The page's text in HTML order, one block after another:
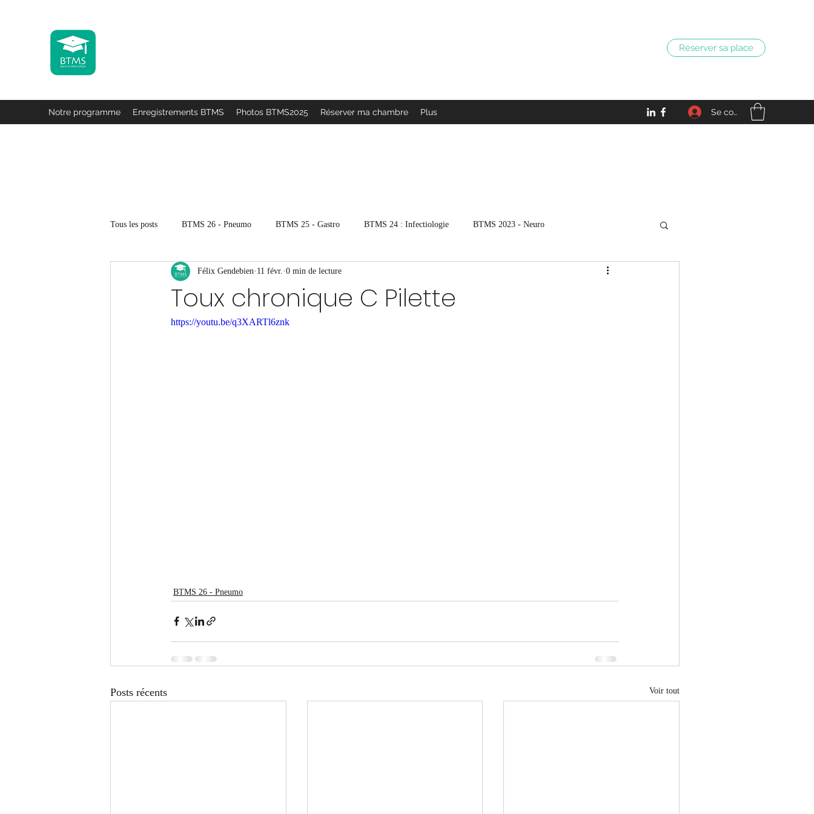
Réserver sa place
Notre programme Enregistrements BTMS Photos BTMS2025 Réserver ma chambre Plus Se connecter
Tous les posts BTMS 26 - Pneumo BTMS 25 - Gastro BTMS 24 : Infectiologie BTMS 2023 - Neuro
Toux chronique C Pilette
Félix Gendebien 11 févr. 0 min de lecture
https://youtu.be/q3XARTl6znk
BTMS 26 - Pneumo
Posts récents Voir tout